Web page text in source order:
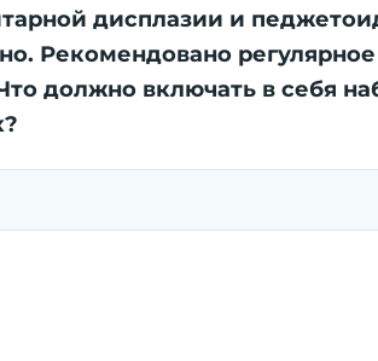
дисплазии и
Рекомендовано
должно включать в себя